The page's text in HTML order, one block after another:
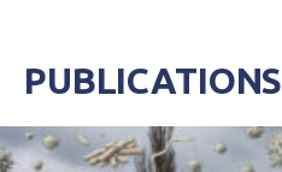
PUBLICATIONS